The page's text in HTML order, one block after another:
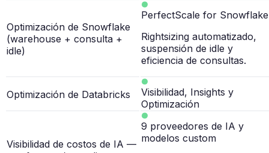
Optimización de Snowflake
(warehouse + consulta +
idle)
PerfectScale for Snowflake
Rightsizing automatizado,
suspensión de idle y
eficiencia de consultas.
Optimización de Databricks
Visibilidad, Insights y
Optimización
Visibilidad de costos de IA —
9 proveedores de IA y
modelos custom